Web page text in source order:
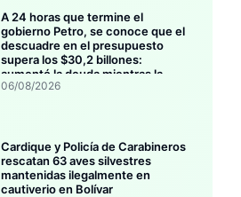
A 24 horas que termine el
gobierno Petro, se conoce que el
descuadre en el presupuesto
supera los $30,2 billones:
aumentó la deuda mientras la
inversión se estanca
06/08/2026
Cardique y Policía de Carabineros
rescatan 63 aves silvestres
mantenidas ilegalmente en
cautiverio en Bolívar